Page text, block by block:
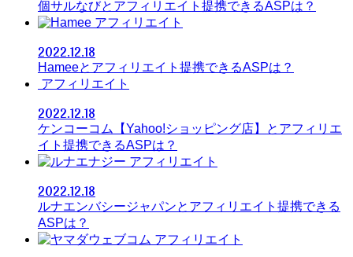
個サルなびとアフィリエイト提携できるASPは？
アフィリエイト
2022.12.18
Hameeとアフィリエイト提携できるASPは？
アフィリエイト
2022.12.18
ケンコーコム【Yahoo!ショッピング店】とアフィリエ
イト提携できるASPは？
アフィリエイト
2022.12.18
ルナエンバシージャパンとアフィリエイト提携できる
ASPは？
アフィリエイト